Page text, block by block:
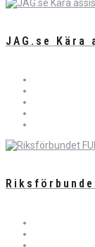
JAG.se Kära